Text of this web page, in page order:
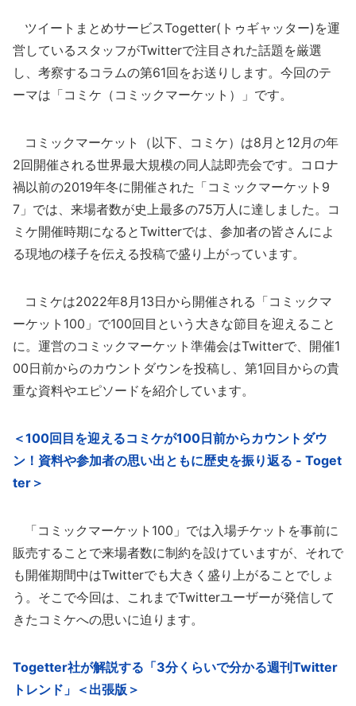
ツイートまとめサービスTogetter(トゥギャッター)を運
営しているスタッフがTwitterで注目された話題を厳選
し、考察するコラムの第61回をお送りします。今回のテ
ーマは「コミケ（コミックマーケット）」です。
コミックマーケット（以下、コミケ）は8月と12月の年
2回開催される世界最大規模の同人誌即売会です。コロナ
禍以前の2019年冬に開催された「コミックマーケット9
7」では、来場者数が史上最多の75万人に達しました。コ
ミケ開催時期になるとTwitterでは、参加者の皆さんによ
る現地の様子を伝える投稿で盛り上がっています。
コミケは2022年8月13日から開催される「コミックマ
ーケット100」で100回目という大きな節目を迎えること
に。運営のコミックマーケット準備会はTwitterで、開催1
00日前からのカウントダウンを投稿し、第1回目からの貴
重な資料やエピソードを紹介しています。
＜100回目を迎えるコミケが100日前からカウントダウ
ン！資料や参加者の思い出ともに歴史を振り返る - Toget
ter＞
「コミックマーケット100」では入場チケットを事前に
販売することで来場者数に制約を設けていますが、それで
も開催期間中はTwitterでも大きく盛り上がることでしょ
う。そこで今回は、これまでTwitterユーザーが発信して
きたコミケへの思いに迫ります。
Togetter社が解説する「3分くらいで分かる週刊Twitter
トレンド」＜出張版＞